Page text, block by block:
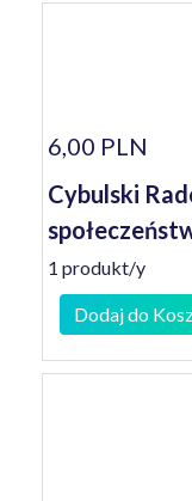
6,00 PLN
Cybulski
1 produkt/y
Dodaj do